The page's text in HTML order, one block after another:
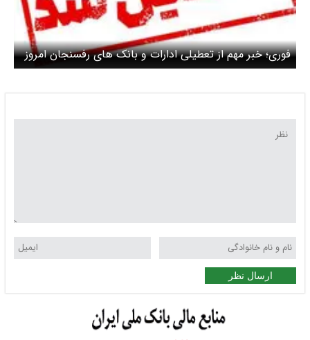
فوری؛ خبر مهم از تعطیلی ادارات و بانک های رفسنجان امروز
سه شنبه ۲۰ خرداد ۱۴۰۴
ارسال نظر